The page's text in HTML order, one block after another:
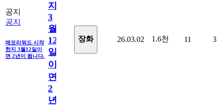
공지
공지
메모리워드 시작
한지 3월12일이
면 2년이 됩니다.
지
3
월
12
일
이
면
2
년
장화 26.03.02 1.6천 11 3